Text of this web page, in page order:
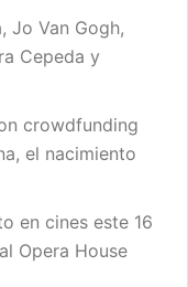
Jo Van Gogh,
Cepeda y
crowdfunding
el nacimiento
en cines este 16
Opera House